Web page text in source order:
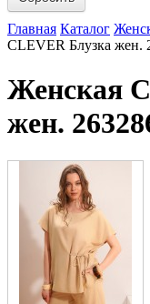
Главная Каталог
CLEVER Блузка жен.
Женская
жен.